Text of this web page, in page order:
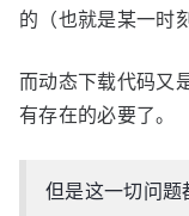
的（也就是某一时
而动态下载代码又
有存在的必要了。
但是这一切问